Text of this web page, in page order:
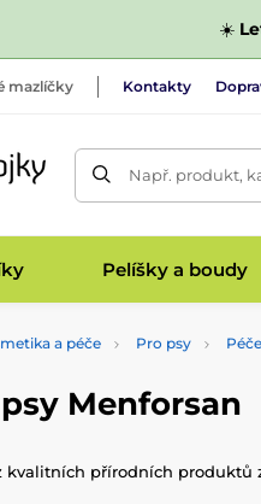
☀️
mazlíčky Kontakty
Např. produkt,
Pelíšky a boudy
a péče Pro psy
Menforsan
kvalitních přírodních produktů